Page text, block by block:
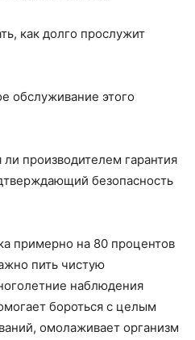
долго прослужит
этого
гарантия
безопасность
примерно на 80 процентов
пить чистую
наблюдения
бороться с целым
омолаживает организм